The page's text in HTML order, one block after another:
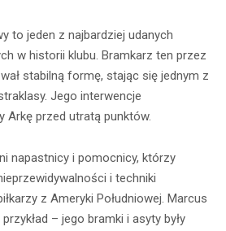
to jeden z najbardziej udanych
w historii klubu. Bramkarz ten przez
stabilną formę, stając się jednym z
Jego interwencje
Arkę przed utratą punktów.
napastnicy i pomocnicy, którzy
i techniki
z Ameryki Południowej. Marcus
– jego bramki i asyty były